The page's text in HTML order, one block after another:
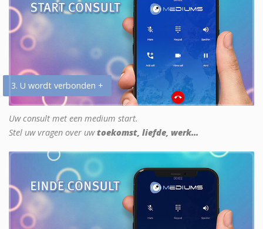
3. U wordt verbonden +
Uw consult met een medium start.
Stel uw vragen over uwtoekomst, liefde, werk...